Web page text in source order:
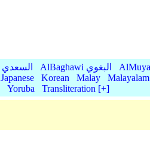
AsSaadiyy السعدي AlBaghawi البغوي
Japanese Korean Malay Malayalam
Yoruba
Transliteration [+]